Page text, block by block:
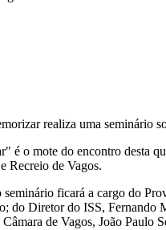
realiza uma seminário
é o mote do encontro desta
Recreio de Vagos.
seminário ficará a cargo do
do Diretor do ISS, Fernando
de Vagos, João Paulo